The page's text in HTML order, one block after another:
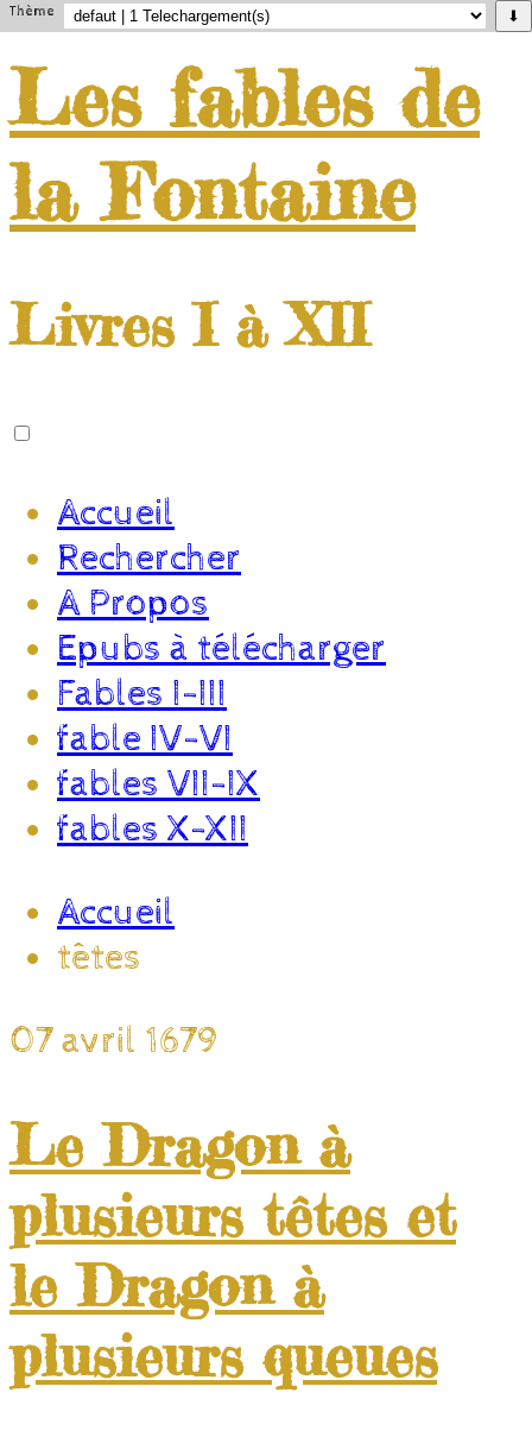
Thème ⬇
Les fables de
la Fontaine
Livres I à XII
Accueil
Rechercher
A Propos
Epubs à télécharger
Fables I-III
fable IV-VI
fables VII-IX
fables X-XII
Accueil
têtes
07 avril 1679
Le Dragon à
plusieurs têtes et
le Dragon à
plusieurs queues